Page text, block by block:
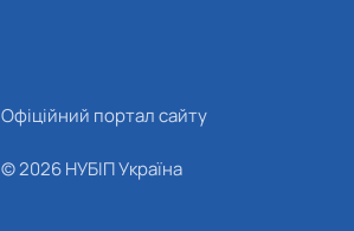
Офіційний портал сайту
© 2026 НУБІП Україна